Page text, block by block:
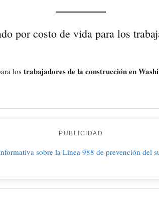
por costo de vida para los
los trabajadores de la construcción en
PUBLICIDAD